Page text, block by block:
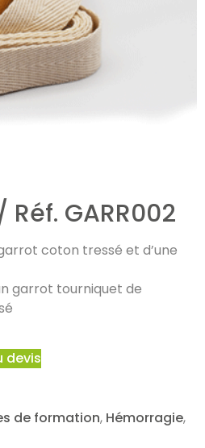
GARR002
coton tressé et d’une
garrot tourniquet de
devis
de formation, Hémorragie,